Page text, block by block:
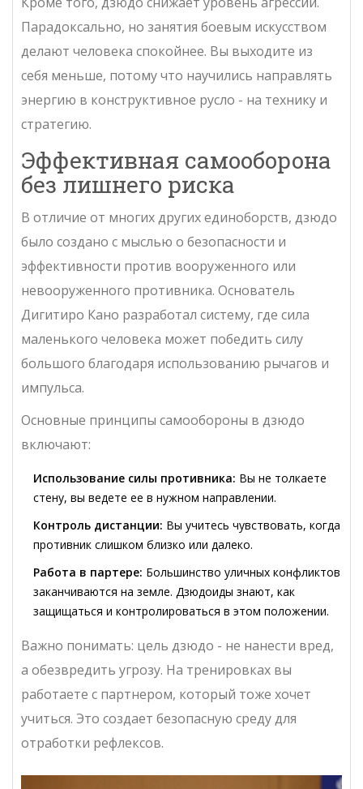
Парадоксально, но занятия боевым искусством
делают человека спокойнее. Вы выходите из
себя меньше, потому что научились направлять
энергию в конструктивное русло - на технику и
стратегию.
Эффективная самооборона
без лишнего риска
В отличие от многих других единоборств, дзюдо
было создано с мыслью о безопасности и
эффективности против вооруженного или
невооруженного противника. Основатель
Дигитиро Кано разработал систему, где сила
маленького человека может победить силу
большого благодаря использованию рычагов и
импульса.
Основные принципы самообороны в дзюдо
включают:
Использование силы противника: Вы не толкаете
стену, вы ведете ее в нужном направлении.
Контроль дистанции: Вы учитесь чувствовать, когда
противник слишком близко или далеко.
Работа в партере: Большинство уличных конфликтов
заканчиваются на земле. Дзюдоиды знают, как
защищаться и контролироваться в этом положении.
Важно понимать: цель дзюдо - не нанести вред,
а обезвредить угрозу. На тренировках вы
работаете с партнером, который тоже хочет
учиться. Это создает безопасную среду для
отработки рефлексов.